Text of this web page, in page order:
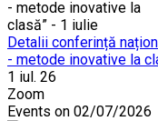
Detalii conferință
- metode inovative la
1 iul. 26
Zoom
Events on 02/07/2026